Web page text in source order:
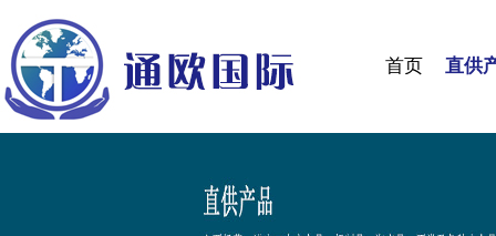
首页 直供